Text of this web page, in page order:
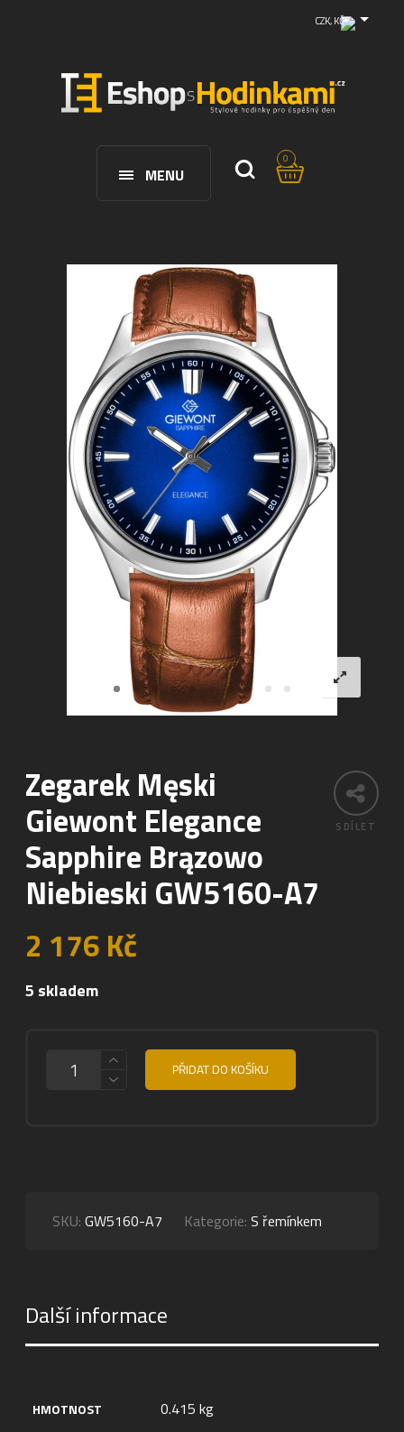
CZK, KČ
MENU
0
SDÍLET
Zegarek Męski
Giewont Elegance
Sapphire Brązowo
Niebieski GW5160-A7
2 176Kč
5 skladem
PŘIDAT DO KOŠÍKU
SKU:GW5160-A7 Kategorie:S řemínkem
Další informace
HMOTNOST 0.415 kg